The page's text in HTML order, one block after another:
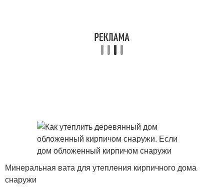
Минеральная вата для утепления кирпичного дома
снаружи